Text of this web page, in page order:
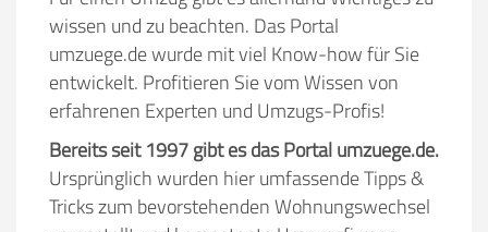
wissen und zu beachten. Das Portal
umzuege.de wurde mit viel Know-how für Sie
entwickelt. Profitieren Sie vom Wissen von
erfahrenen Experten und Umzugs-Profis!
Bereits seit 1997 gibt es das Portal umzuege.de.
Ursprünglich wurden hier umfassende Tipps &
Tricks zum bevorstehenden Wohnungswechsel